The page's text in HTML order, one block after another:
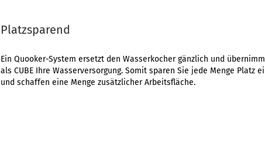
Platzsparend
Ein Quooker-System ersetzt den Wasserkocher gänzlich und
als CUBE Ihre Wasserversorgung. Somit sparen Sie jede Menge Platz
und schaffen eine Menge zusätzlicher Arbeitsfläche.